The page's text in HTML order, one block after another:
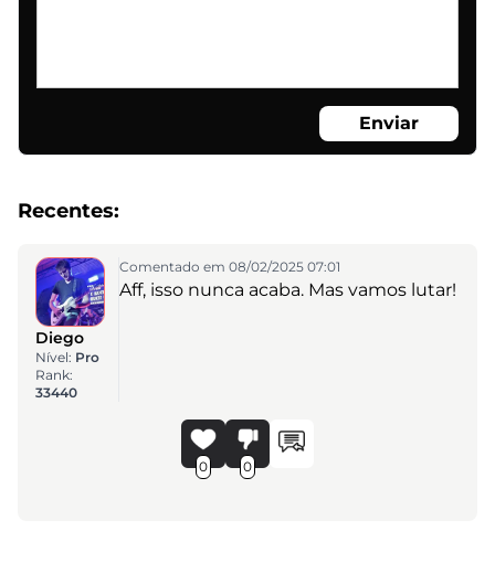
Enviar
Recentes:
Diego
Nível: Pro
Rank:
33440
Comentado em 08/02/2025 07:01
Aff, isso nunca acaba. Mas vamos lutar!
0 0